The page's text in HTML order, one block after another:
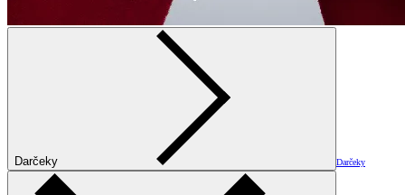
Darčeky Darčeky